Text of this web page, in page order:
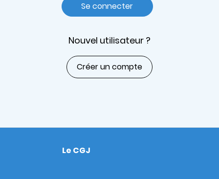
Se connecter
Nouvel utilisateur ?
Créer un compte
Footer
Le CGJ